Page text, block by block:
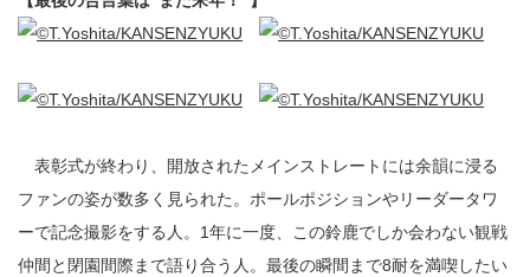
表彰式が終わり、開放されたメインストレートには余韻に浸る
ファンの姿が数多く見られた。ポールポジションやリーダータワ
ーで記念撮影をする人。1年に一度、この鈴鹿でしか会わない観戦
仲間と閉園間際まで語り合う人。最後の瞬間まで8耐を満喫したい